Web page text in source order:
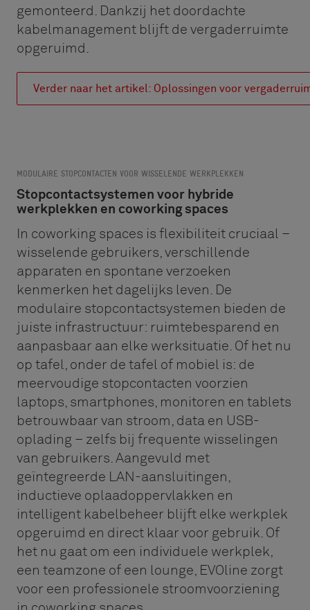
gemonteerd. Dankzij het doordachte
kabelmanagement blijft de vergaderruimte
opgeruimd.
Verder naar het artikel: Oplossingen voor
MODULAIRE STOPCONTACTEN VOOR WISSELENDE WERKPLEKKEN
Stopcontactsystemen voor hybride
werkplekken en coworking spaces
In coworking spaces is flexibiliteit cruciaal –
wisselende gebruikers, verschillende
apparaten en spontane verzoeken
kenmerken het dagelijks leven. De
modulaire stopcontactsystemen bieden de
juiste infrastructuur: ruimtebesparend en
aanpasbaar aan elke werksituatie. Of het nu
op tafel, onder de tafel of mobiel is: de
meervoudige stopcontacten voorzien
laptops, smartphones, monitoren en tablets
betrouwbaar van stroom, data en USB-
oplading – zelfs bij frequente wisselingen
van gebruikers. Aangevuld met
geïntegreerde LAN-aansluitingen,
inductieve oplaadoppervlakken en
intelligent kabelbeheer blijft elke werkplek
opgeruimd en direct klaar voor gebruik. Of
het nu gaat om een individuele werkplek,
een teamzone of een lounge, EVOline zorgt
voor een professionele stroomvoorziening